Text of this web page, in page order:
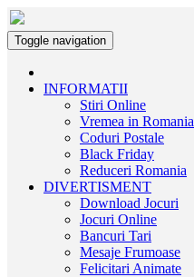
Toggle navigation
INFORMATII
Stiri Online
Vremea in Romania
Coduri Postale
Black Friday
Reduceri Romania
DIVERTISMENT
Download Jocuri
Jocuri Online
Bancuri Tari
Mesaje Frumoase
Felicitari Animate